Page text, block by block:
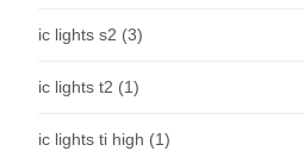
ic lights s2 (3)
ic lights t2 (1)
ic lights ti high (1)